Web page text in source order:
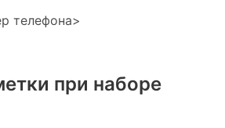
телефона>
при наборе